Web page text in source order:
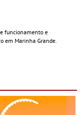
funcionamento e
em Marinha Grande.